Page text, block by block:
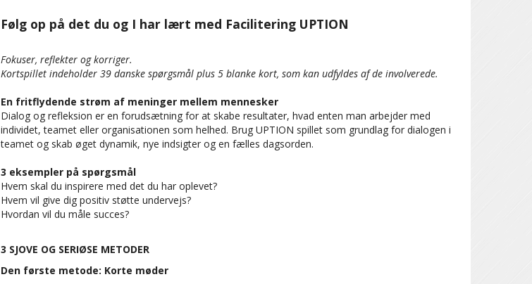
Følg op på det du og I har lært med Facilitering UPTION
Fokuser, reflekter og korriger.
Kortspillet indeholder 39 danske spørgsmål plus 5 blanke kort, som kan udfyldes af de involverede.
En fritflydende strøm af meninger mellem mennesker
Dialog og refleksion er en forudsætning for at skabe resultater, hvad enten man arbejder med
individet, teamet eller organisationen som helhed. Brug UPTION spillet som grundlag for dialogen i
teamet og skab øget dynamik, nye indsigter og en fælles dagsorden.
3 eksempler på spørgsmål
Hvem skal du inspirere med det du har oplevet?
Hvem vil give dig positiv støtte undervejs?
Hvordan vil du måle succes?
3 SJOVE OG SERIØSE METODER
Den første metode: Korte møder